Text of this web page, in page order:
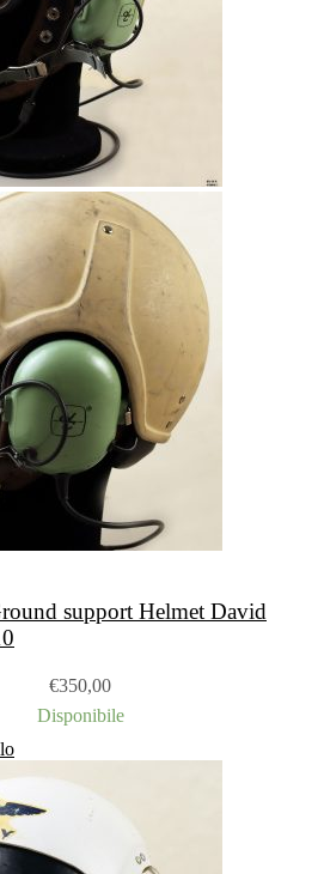
support Helmet David
€350,00
Disponibile